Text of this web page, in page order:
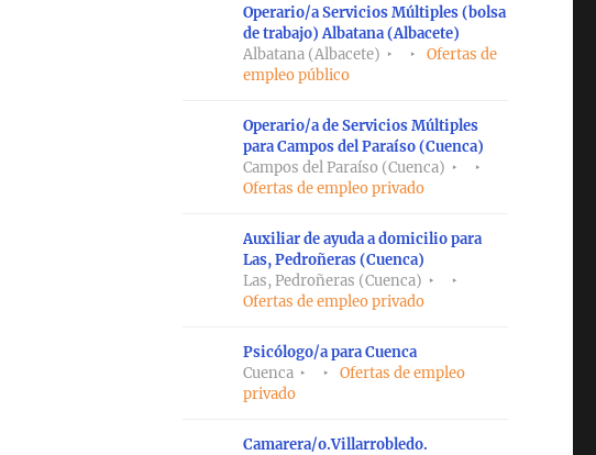
Operario/a Servicios Múltiples (bolsa
de trabajo) Albatana (Albacete)
Albatana (Albacete)
Ofertas de
empleo público
Operario/a de Servicios Múltiples
para Campos del Paraíso (Cuenca)
Campos del Paraíso (Cuenca)
Ofertas de empleo privado
Auxiliar de ayuda a domicilio para
Las, Pedroñeras (Cuenca)
Las, Pedroñeras (Cuenca)
Ofertas de empleo privado
Psicólogo/a para Cuenca
Cuenca
Ofertas de empleo
privado
Camarera/o.Villarrobledo.